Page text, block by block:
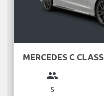
MERCEDES C CLASS
group
5